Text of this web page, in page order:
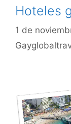
Hoteles
1 de